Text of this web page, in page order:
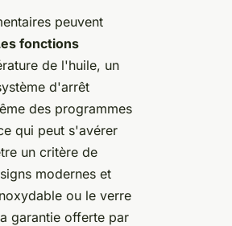
peuvent
fonctions
de l'huile, un
d'arrêt
des programmes
qui peut s'avérer
un critère de
modernes et
ou le verre
garantie offerte par